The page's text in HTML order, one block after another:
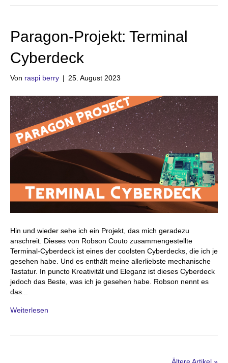
Paragon-Projekt: Terminal
Cyberdeck
Von raspi berry | 25. August 2023
Hin und wieder sehe ich ein Projekt, das mich geradezu
anschreit. Dieses von Robson Couto zusammengestellte
Terminal-Cyberdeck ist eines der coolsten Cyberdecks, die ich je
gesehen habe. Und es enthält meine allerliebste mechanische
Tastatur. In puncto Kreativität und Eleganz ist dieses Cyberdeck
jedoch das Beste, was ich je gesehen habe. Robson nennt es
das...
Weiterlesen